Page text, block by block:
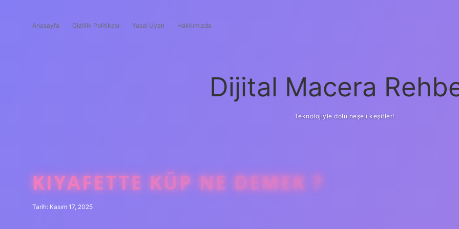
Anasayfa Gizlilik Politikası Yasal Uyarı Hakkımızda
Dijital Macera
Teknolojiyle dolu neşeli keşifler!
KIYAFETTE KÜP NE DEMEK ?
Tarih: Kasım 17, 2025